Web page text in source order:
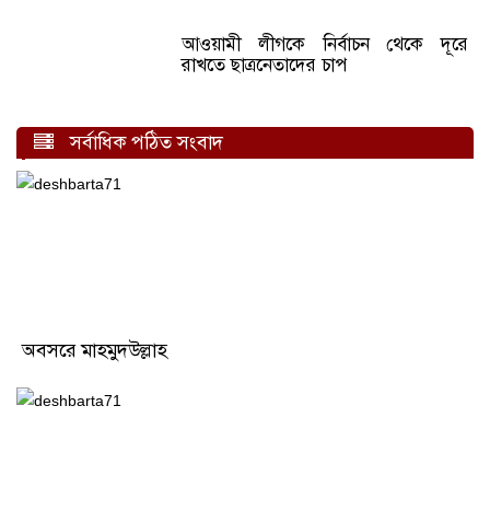
আওয়ামী লীগকে নির্বাচন থেকে দূরে
রাখতে ছাত্রনেতাদের চাপ
সর্বাধিক পঠিত সংবাদ
অবসরে মাহমুদউল্লাহ